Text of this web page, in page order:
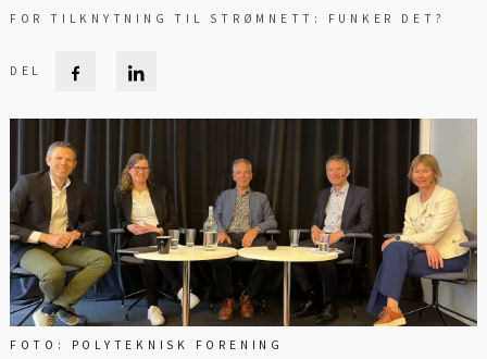
FOR TILKNYTNING TIL STRØMNETT: FUNKER DET?
FOTO: POLYTEKNISK FORENING